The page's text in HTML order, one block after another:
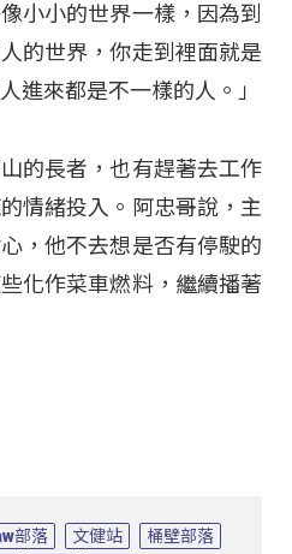
小小的世界一樣，因為到
的世界，你走到裡面就是
進來都是不一樣的人。」
的長者，也有趕著去工作
情緒投入。阿忠哥說，主
，他不去想是否有停駛的
化作菜車燃料，繼續播著
部落 文健站
桶壁部落